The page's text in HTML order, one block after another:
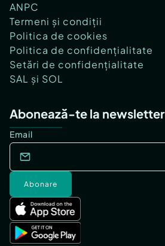
ANPC
Termeni și condiții
Politica de cookies
Politica de confidențialitate
Setări de confidențialitate
SAL și SOL
Abonează-te la newsletter
Email
Abonare